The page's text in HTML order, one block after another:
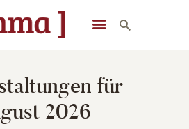
für
2026
[ zamma ]